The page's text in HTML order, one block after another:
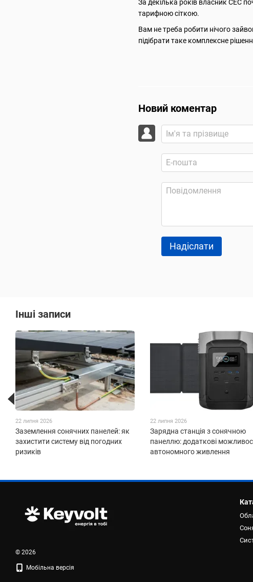
За декілька років власник СЕС
тарифною сіткою.
Вам не треба робити нічого
підібрати таке комплексне
Новий коментар
Надіслати
Інші записи
22 липня 2026
Заземлення сонячних панелей: як
захистити систему від погодних
ризиків
22 липня 2026
Зарядна станція з сонячною
панеллю: додаткові
автономного живлення
© 2026
Мобільна версія